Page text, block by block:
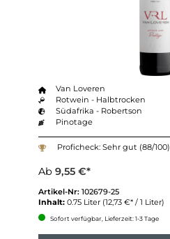
Van Loveren
Rotwein - Halbtrocken
Südafrika - Robertson
Pinotage
Proficheck: Sehr gut (88/100)
Ab 9,55 €*
Artikel-Nr: 102679-25
Inhalt: 0.75 Liter (12,73 €* / 1 Liter)
Sofort verfügbar, Lieferzeit: 1-3 Tage